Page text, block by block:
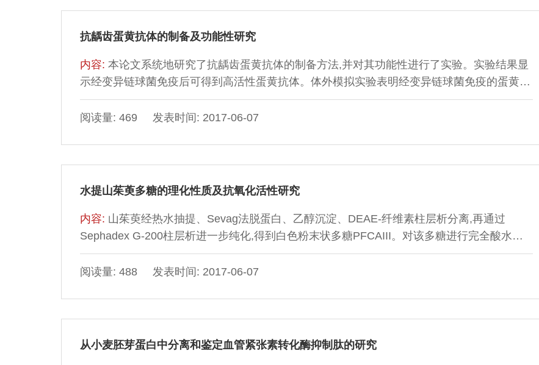
抗龋齿蛋黄抗体的制备及功能性研究
内容: 本论文系统地研究了抗龋齿蛋黄抗体的制备方法,并对其功能性进行了实验。实验结果显
示经变异链球菌免疫后可得到高活性蛋黄抗体。体外模拟实验表明经变异链球菌免疫的蛋黄抗
体确实具有抗牙菌斑形成的能力,从而具备防龋齿的功效。
阅读量: 469 发表时间: 2017-06-07
水提山茱萸多糖的理化性质及抗氧化活性研究
内容: 山茱萸经热水抽提、Sevag法脱蛋白、乙醇沉淀、DEAE-纤维素柱层析分离,再通过
Sephadex G-200柱层析进一步纯化,得到白色粉末状多糖PFCAIII。对该多糖进行完全酸水
解、薄层层析、红外光谱分析,结果证明此多糖由鼠李糖、阿拉伯糖和葡萄糖以
13.74:50.54:35.72的摩尔比组成,平均分子量为1.74×104。该多糖可以有效抑制猪油和芝麻油
阅读量: 488 发表时间: 2017-06-07
从小麦胚芽蛋白中分离和鉴定血管紧张素转化酶抑制肽的研究